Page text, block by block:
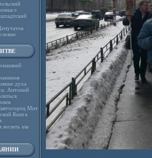
духа
Антоний
Мит.
Книга
желать зла